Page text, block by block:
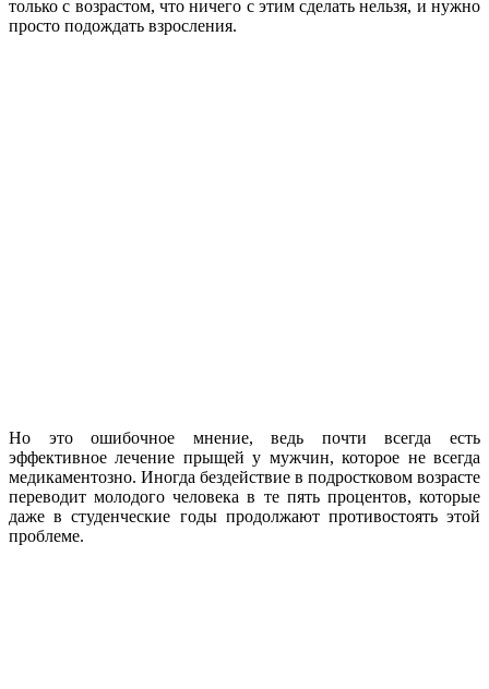
только с возрастом, что ничего с этим сделать нельзя, и нужно
просто подождать взросления.
Но это ошибочное мнение, ведь почти всегда есть
эффективное лечение прыщей у мужчин, которое не всегда
медикаментозно. Иногда бездействие в подростковом возрасте
переводит молодого человека в те пять процентов, которые
даже в студенческие годы продолжают противостоять этой
проблеме.